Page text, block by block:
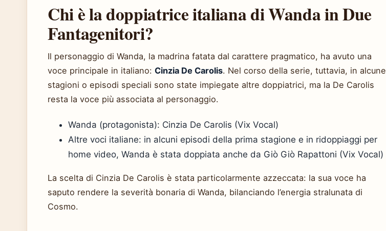
Chi è la doppiatrice italiana di Wanda in Due
Fantagenitori?
Il personaggio di Wanda, la madrina fatata dal carattere pragmatico, ha avuto una
voce principale in italiano: Cinzia De Carolis. Nel corso della serie, tuttavia, in alcune
stagioni o episodi speciali sono state impiegate altre doppiatrici, ma la De Carolis
resta la voce più associata al personaggio.
Wanda (protagonista): Cinzia De Carolis (Vix Vocal)
Altre voci italiane: in alcuni episodi della prima stagione e in ridoppiaggi per
home video, Wanda è stata doppiata anche da Giò Giò Rapattoni (Vix Vocal)
La scelta di Cinzia De Carolis è stata particolarmente azzeccata: la sua voce ha
saputo rendere la severità bonaria di Wanda, bilanciando l’energia stralunata di
Cosmo.